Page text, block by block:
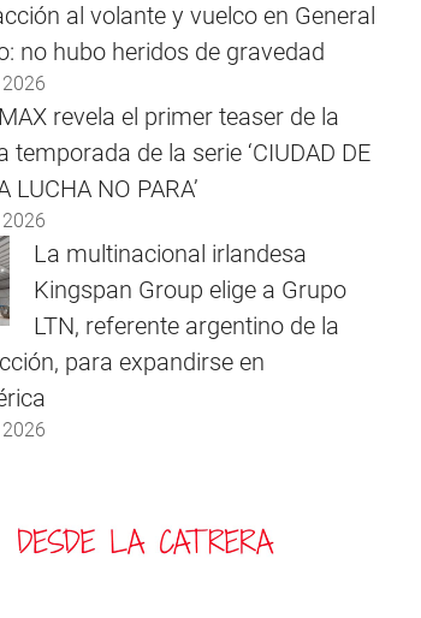
al volante y vuelco en General
no hubo heridos de gravedad
revela el primer teaser de la
temporada de la serie ‘CIUDAD DE
LUCHA NO PARA’
La multinacional irlandesa
Kingspan Group elige a Grupo
LTN, referente argentino de la
para expandirse en